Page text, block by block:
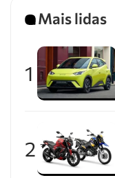
Mais lidas
1
2